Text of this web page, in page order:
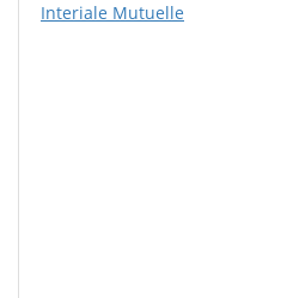
Interiale Mutuelle